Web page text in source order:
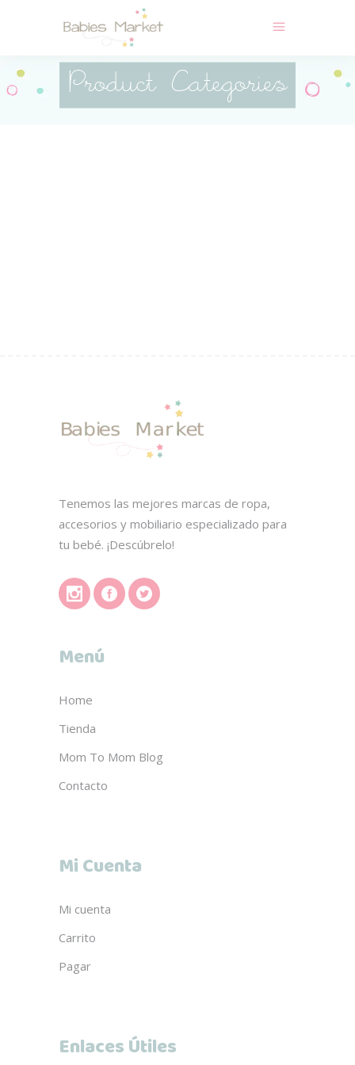
Product Categories
Tenemos las mejores marcas de ropa,
accesorios y mobiliario especializado para
tu bebé. ¡Descúbrelo!
Menú
Home
Tienda
Mom To Mom Blog
Contacto
Mi Cuenta
Mi cuenta
Carrito
Pagar
Enlaces Útiles